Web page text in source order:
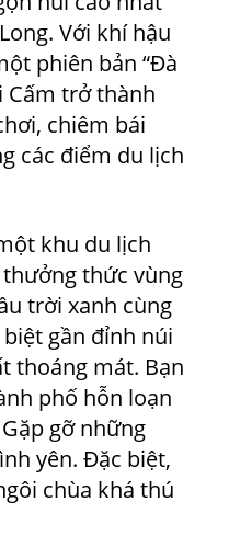
Với khí hậu
phiên bản “Đà
Cấm trở thành
chiêm bái
các điểm du lịch
khu du lịch
thức vùng
trời xanh cùng
gần đỉnh núi
thoáng mát. Bạn
phố hỗn loạn
gỡ những
yên. Đặc biệt,
chùa khá thú